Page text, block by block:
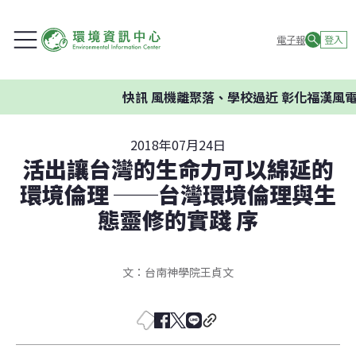
電子報 登入
快訊風機離聚落、學校過近 彰化福漢風電
2018年07月24日
活出讓台灣的生命力可以綿延的
環境倫理 ──台灣環境倫理與生
態靈修的實踐 序
文：台南神學院王貞文